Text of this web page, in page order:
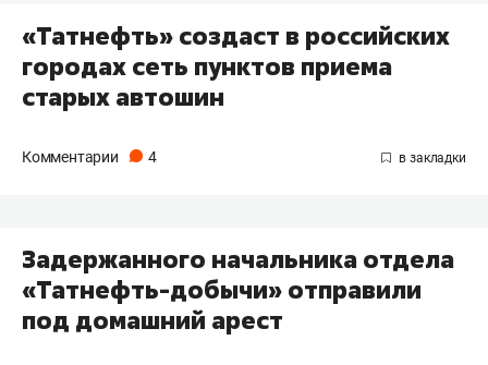
«Татнефть» создаст в российских
городах сеть пунктов приема
старых автошин
Комментарии 4
Задержанного начальника отдела
«Татнефть-добычи» отправили
под домашний арест